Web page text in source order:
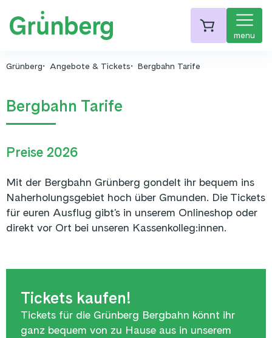
menu
Grünberg Angebote & Tickets Bergbahn Tarife
Bergbahn Tarife
Preise 2026
Mit der Bergbahn Grünberg gondelt ihr bequem ins
Naherholungsgebiet hoch über Gmunden. Die Tickets
für euren Ausflug gibt's in unserem Onlineshop oder
direkt vor Ort bei unseren Kassenkolleg:innen.
Tickets kaufen!
Tickets für die Grünberg Bergbahn könnt ihr
ganz bequem von zu Hause aus in unserem